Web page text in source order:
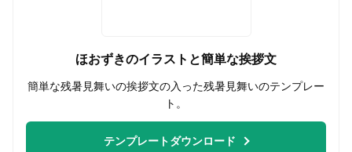
ほおずきのイラストと簡単な挨拶文
簡単な残暑見舞いの挨拶文の入った残暑見舞いのテンプレー
ト。
テンプレートダウンロード